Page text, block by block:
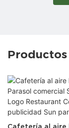
Cafetería al aire